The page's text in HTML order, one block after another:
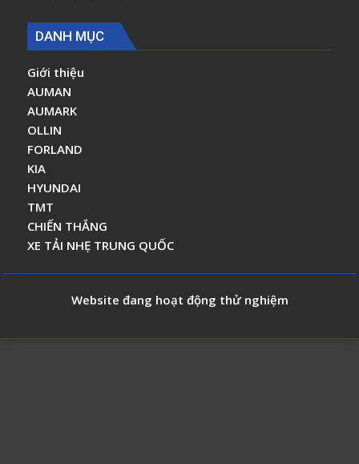
DANH MỤC
Giới thiệu
AUMAN
AUMARK
OLLIN
FORLAND
KIA
HYUNDAI
TMT
CHIẾN THẮNG
XE TẢI NHẸ TRUNG QUỐC
Website đang hoạt động thử nghiệm